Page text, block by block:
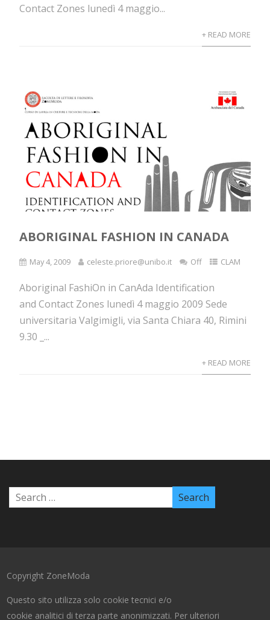
Contact Zones lunedì 4 maggio...
+ READ MORE
ABORIGINAL FASHION IN CANADA
May 4, 2009 celeste.priore@unibo.it Off CLAM
Aboriginal FashiOn in CanAda Identification
and Contact Zones lunedì 4 maggio 2009 Sede
universitaria Valgimigli, via Santa Chiara 40, Rimini
9.30 _...
+ READ MORE
Copyright ZoneModa
Questo sito utilizza solo cookie tecnici e/o
cookie analitici di terza parte anonimizzati. Per ulteriori